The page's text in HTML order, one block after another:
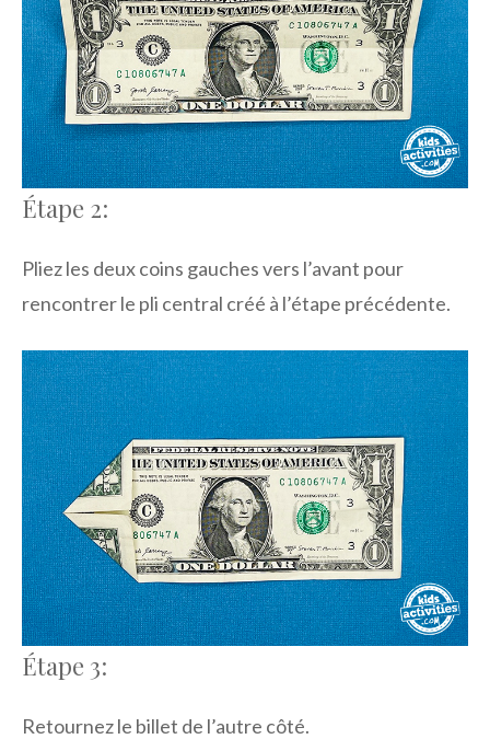
Étape 2:
Pliez les deux coins gauches vers l’avant pour
rencontrer le pli central créé à l’étape précédente.
Étape 3:
Retournez le billet de l’autre côté.